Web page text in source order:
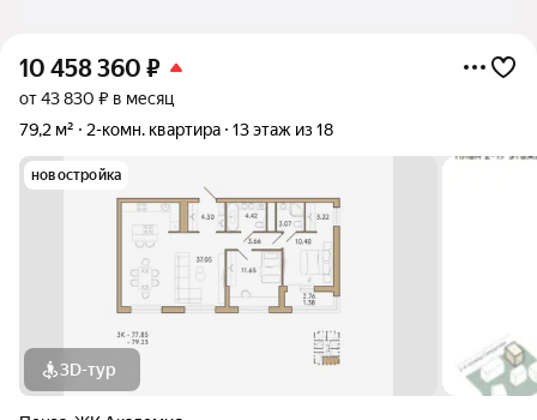
10 458 360 ₽
от 43 830 ₽ в месяц
79,2 м²
2-комн. квартира 13 этаж из 18
новостройка
3D-тур